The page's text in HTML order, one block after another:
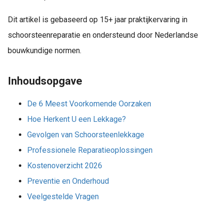
Dit artikel is gebaseerd op 15+ jaar praktijkervaring in
schoorsteenreparatie en ondersteund door Nederlandse
bouwkundige normen.
Inhoudsopgave
De 6 Meest Voorkomende Oorzaken
Hoe Herkent U een Lekkage?
Gevolgen van Schoorsteenlekkage
Professionele Reparatieoplossingen
Kostenoverzicht 2026
Preventie en Onderhoud
Veelgestelde Vragen